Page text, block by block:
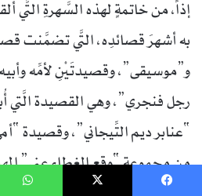
إذاً، من خاتمةٍ لهذه السَّهرةِ التَّي
به أشهرَ قصائدِه، التَّي تضمَّنت
و”موسيقى”، وقصيدتَيْنِ لأمِّه
رجل فنجري”، وهي القصيدة الَّتي
“عنابر ديم التِّيجاني”، وقصيدة
من مجموعة “وقع الغطاء عني”